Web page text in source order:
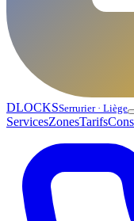
DLOCKSSerrurier · Liège
ServicesZonesTarifs